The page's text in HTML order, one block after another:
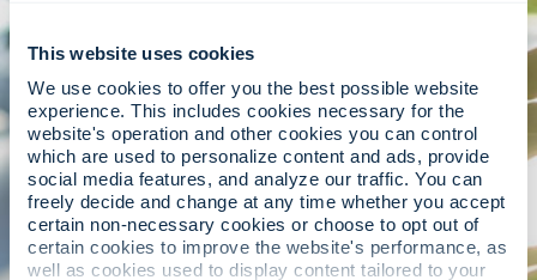
This website uses cookies
We use cookies to offer you the best possible website
experience. This includes cookies necessary for the
website's operation and other cookies you can control
which are used to personalize content and ads, provide
social media features, and analyze our traffic. You can
freely decide and change at any time whether you accept
certain non-necessary cookies or choose to opt out of
certain cookies to improve the website's performance, as
well as cookies used to display content tailored to your
การเติบโตอย่างมีความรับผิดชอบ
ความยั่งยืนเริ่มต้นจากภายใน และที่ Convergint เราให้
ความสำคัญกับหลักการดำเนินธุรกิจอย่างมีจริยธรรม ความ